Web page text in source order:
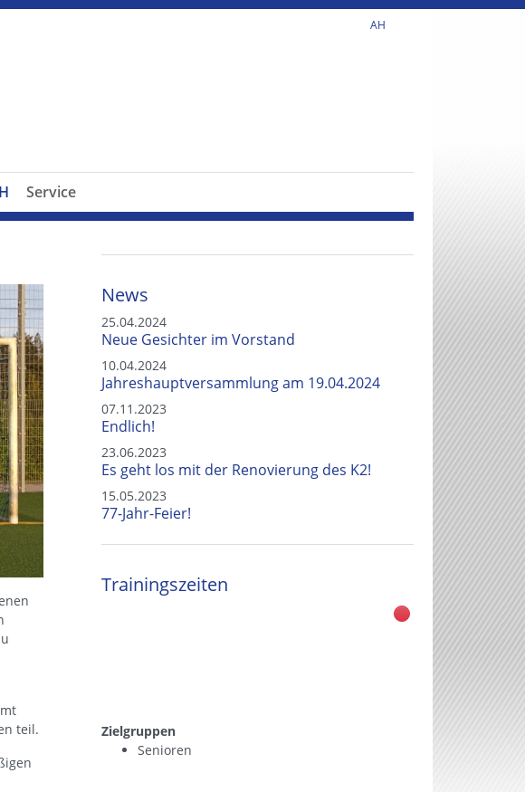
AH
Service
teil.
News
25.04.2024
Neue Gesichter im Vorstand
10.04.2024
Jahreshauptversammlung am 19.04.2024
07.11.2023
Endlich!
23.06.2023
Es geht los mit der Renovierung des K2!
15.05.2023
77-Jahr-Feier!
Trainingszeiten
Zielgruppen
Senioren